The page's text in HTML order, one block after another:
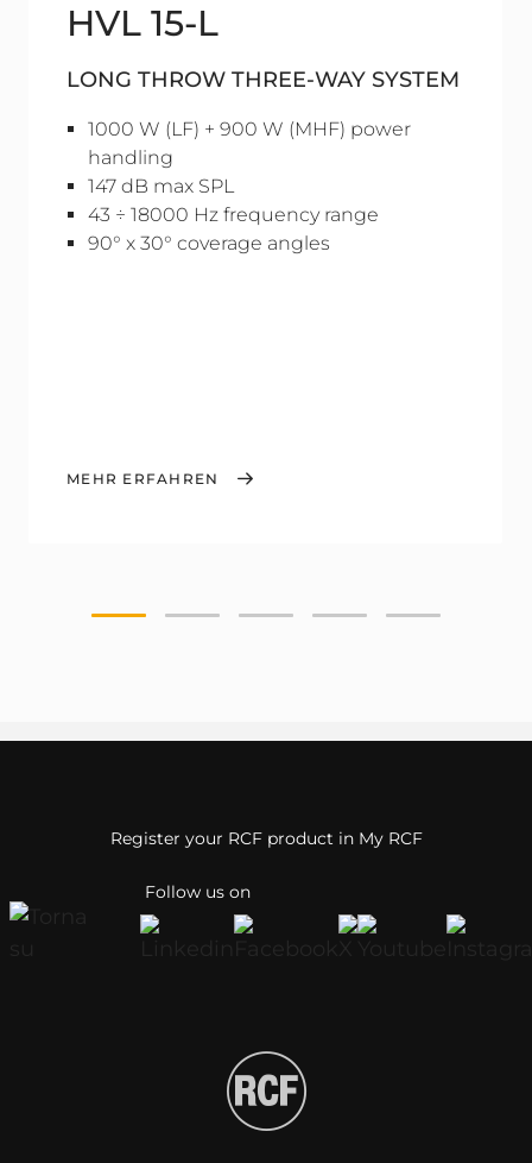
HVL 15-L
LONG THROW THREE-WAY SYSTEM
1000 W (LF) + 900 W (MHF) power
handling
147 dB max SPL
43 ÷ 18000 Hz frequency range
90° x 30° coverage angles
MEHR ERFAHREN
Follow us on
Register your RCF product in My RCF